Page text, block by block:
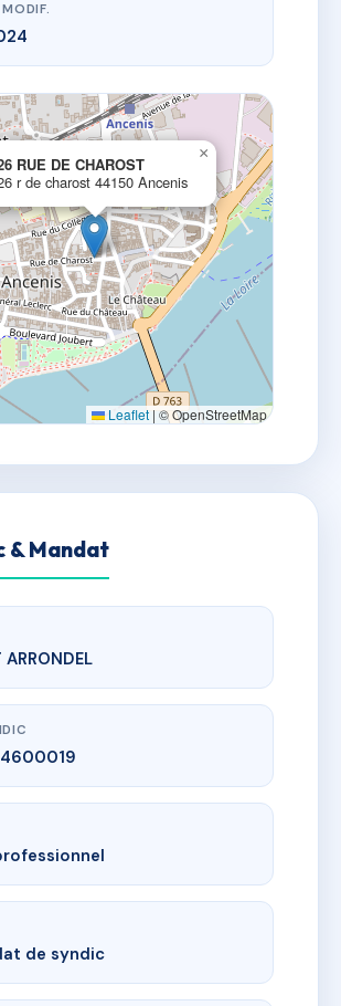
RUE DE CHAROST
r de charost 44150 Ancenis
×
Leaflet | © OpenStreetMap
& Mandat
ARRONDEL
de syndic